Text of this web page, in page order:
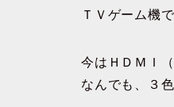
ＴＶゲーム機
今はＨＤＭＩ
なんでも、３